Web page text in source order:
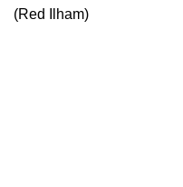
(Red Ilham)